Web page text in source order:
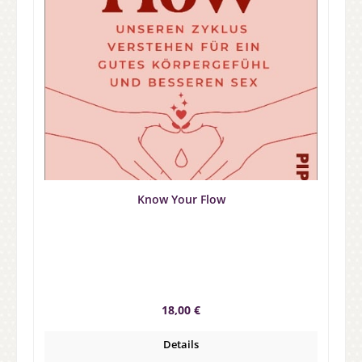
Know Your Flow
Regulärer Preis:
18,00 €
Details